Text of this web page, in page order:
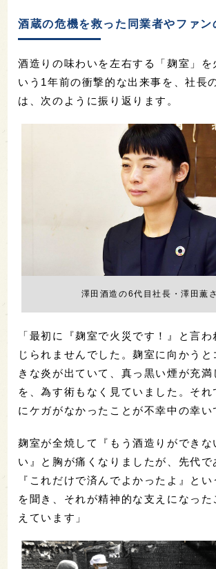
酒蔵の危機を救った同業者やファン
酒造りの味わいを左右する「麹室」を
いう1年前の衝撃的な出来事を、社長
は、次のように振り返ります。
澤田酒造の6代目社長・澤田薫
「最初に『麹室で火災です！』と言
じられませんでした。麹室に向かうと
きな炎が出ていて、真っ黒い煙が充満
を、為す術もなく見ていました。それ
にケガがなかったことが不幸中の幸い
麹室が全焼して『もう酒造りができな
い』と胸が痛くなりましたが、先代で
『これだけで済んでよかったよ』と
を聞き、それが精神的な支えになった
えています」